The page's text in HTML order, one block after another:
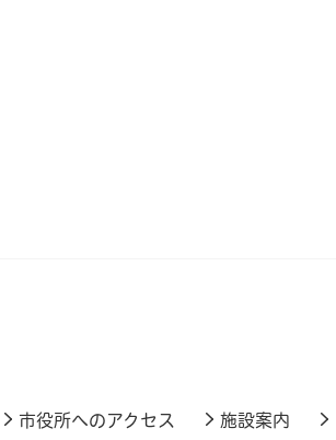
市役所へのアクセス 施設案内